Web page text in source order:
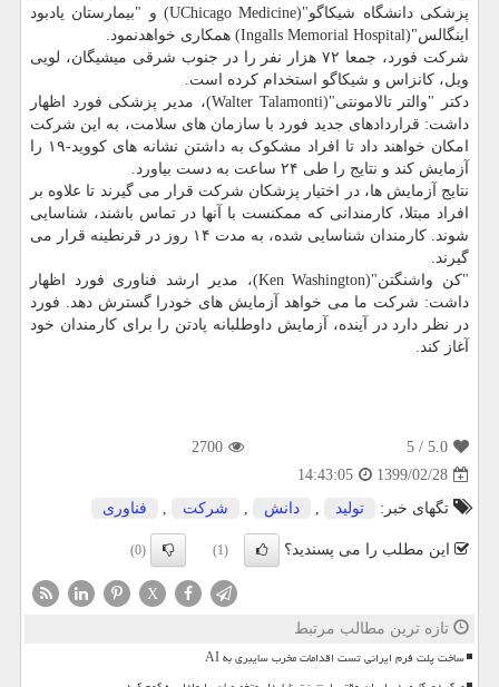
پزشکی دانشگاه شیکاگو"(UChicago Medicine) و "بیمارستان یادبود
اینگالس"(Ingalls Memorial Hospital) همکاری خواهدنمود.
شرکت فورد، جمعا ۷۲ هزار نفر را در جنوب شرقی میشیگان، لویی
ویل، کانزاس و شیکاگو استخدام کرده است.
دکتر "والتر تالامونتی"(Walter Talamonti)، مدیر پزشکی فورد اظهار
داشت: قراردادهای جدید فورد با سازمان های سلامت، به این شرکت
امکان خواهند داد تا افراد مشکوک به داشتن نشانه های کووید-۱۹ را
آزمایش کند و نتایج را طی ۲۴ ساعت به دست بیاورد.
نتایج آزمایش ها، در اختیار پزشکان شرکت قرار می گیرند تا علاوه بر
افراد مبتلا، کارمندانی که ممکنست با آنها در تماس باشند، شناسایی
شوند. کارمندان شناسایی شده، به مدت ۱۴ روز در قرنطینه قرار می
گیرند.
"کن واشنگتن"(Ken Washington)، مدیر ارشد فناوری فورد اظهار
داشت: شرکت ما می خواهد آزمایش های خودرا گسترش دهد. فورد
در نظر دارد در آینده، آزمایش داوطلبانه پادتن را برای کارمندان خود
آغاز کند.
5.0
/ 5
2700
1399/02/28
14:43:05
تگهای خبر:
تولید , دانش , شركت , فناوری
این مطلب را می پسندید؟ (1)
(0)
X
تازه ترین مطالب مرتبط
ساخت پلت فرم ایرانی تست اقدامات مخرب سایبری به AI